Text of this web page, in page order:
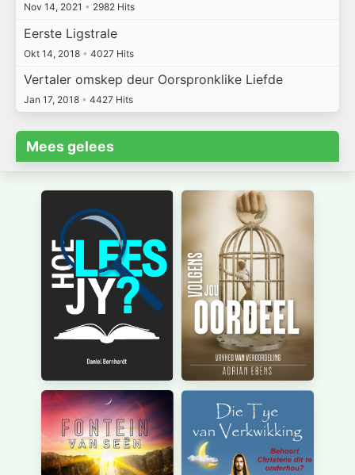
Nov 14, 2021 • 2982 Hits
Eerste Ligstrale
Okt 14, 2018 • 4027 Hits
Vertaler omskep deur Oorspronklike Liefde
Jan 17, 2018 • 4427 Hits
Mees gelees